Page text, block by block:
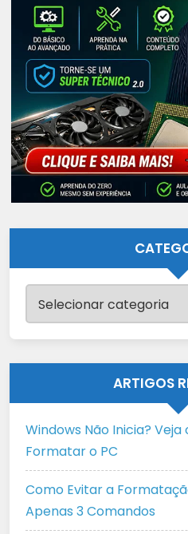
ARTIGOS
Windows Não Inicia?
Formatar o PC
Como Evitar a
Apenas 3 Comandos